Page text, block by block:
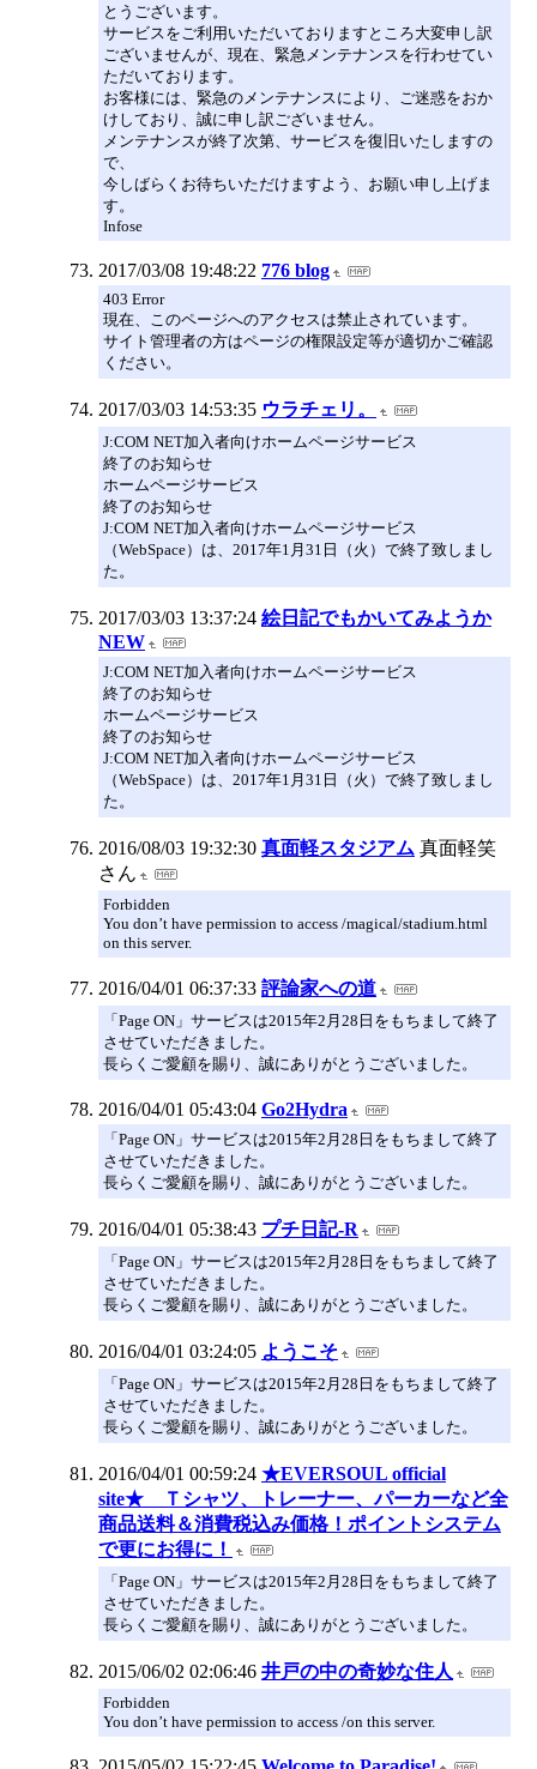
とうございます。
サービスをご利用いただいておりますところ大変申し訳
ございませんが、現在、緊急メンテナンスを行わせてい
ただいております。
お客様には、緊急のメンテナンスにより、ご迷惑をおか
けしており、誠に申し訳ございません。
メンテナンスが終了次第、サービスを復旧いたしますの
で、
今しばらくお待ちいただけますよう、お願い申し上げま
す。
Infose
2017/03/08 19:48:22 776 blog
403 Error
現在、このページへのアクセスは禁止されています。
サイト管理者の方はページの権限設定等が適切かご確認
ください。
2017/03/03 14:53:35 ウラチェリ。
J:COM NET加入者向けホームページサービス
終了のお知らせ
ホームページサービス
終了のお知らせ
J:COM NET加入者向けホームページサービス
（WebSpace）は、2017年1月31日（火）で終了致しまし
た。
2017/03/03 13:37:24 絵日記でもかいてみようか
NEW
J:COM NET加入者向けホームページサービス
終了のお知らせ
ホームページサービス
終了のお知らせ
J:COM NET加入者向けホームページサービス
（WebSpace）は、2017年1月31日（火）で終了致しまし
た。
2016/08/03 19:32:30 真面軽スタジアム 真面軽笑
さん
Forbidden
You don’t have permission to access /magical/stadium.html
on this server.
2016/04/01 06:37:33 評論家への道
「Page ON」サービスは2015年2月28日をもちまして終了
させていただきました。
長らくご愛顧を賜り、誠にありがとうございました。
2016/04/01 05:43:04 Go2Hydra
「Page ON」サービスは2015年2月28日をもちまして終了
させていただきました。
長らくご愛顧を賜り、誠にありがとうございました。
2016/04/01 05:38:43 プチ日記-R
「Page ON」サービスは2015年2月28日をもちまして終了
させていただきました。
長らくご愛顧を賜り、誠にありがとうございました。
2016/04/01 03:24:05 ようこそ
「Page ON」サービスは2015年2月28日をもちまして終了
させていただきました。
長らくご愛顧を賜り、誠にありがとうございました。
2016/04/01 00:59:24 ★EVERSOUL official
site★ Ｔシャツ、トレーナー、パーカーなど全
商品送料＆消費税込み価格！ポイントシステム
で更にお得に！
「Page ON」サービスは2015年2月28日をもちまして終了
させていただきました。
長らくご愛顧を賜り、誠にありがとうございました。
2015/06/02 02:06:46 井戸の中の奇妙な住人
Forbidden
You don’t have permission to access /on this server.